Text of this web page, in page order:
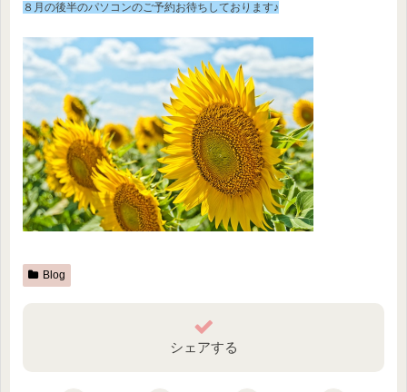
８月の後半のパソコンのご予約お待ちしております♪
Blog
シェアする